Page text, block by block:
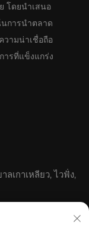
โดยนำเสนอ
การนำตลาด
วามน่าเชื่อถือ
รที่แข็งแกร่ง
เกาเหลียว, ไวฟั่ง,